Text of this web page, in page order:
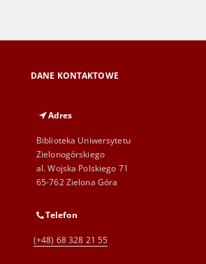
DANE KONTAKTOWE
Adres
Biblioteka Uniwersytetu
Zielonogórskiego
al. Wojska Polskiego 71
65-762 Zielona Góra
Telefon
(+48) 68 328 21 55